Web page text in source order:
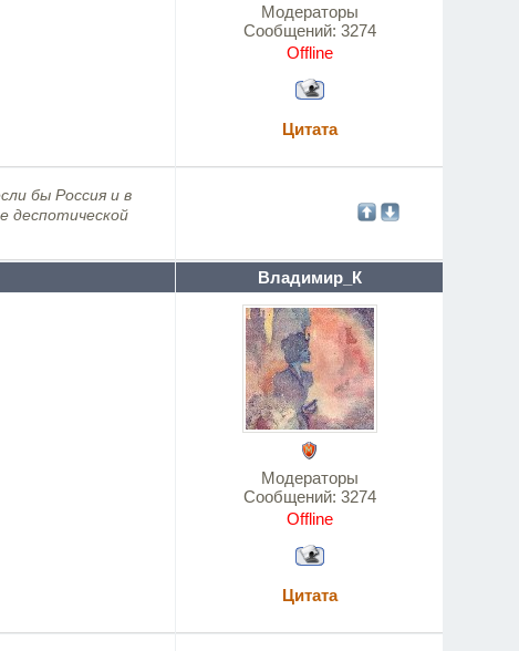
Модераторы
Сообщений: 3274
Offline
Цитата
бы Россия и в
деспотической
Владимир_К
Модераторы
Сообщений: 3274
Offline
Цитата